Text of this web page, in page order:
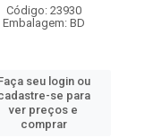
Código: 23930
Embalagem: BD
seu login ou
se para
ver preços e
comprar